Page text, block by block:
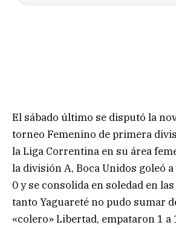
El sábado último se disputó la
torneo Femenino de primera
la Liga Correntina en su área
la división A, Boca Unidos goleó
0 y se consolida en soledad en
tanto Yaguareté no pudo sumar
«colero» Libertad, empataron 1 a